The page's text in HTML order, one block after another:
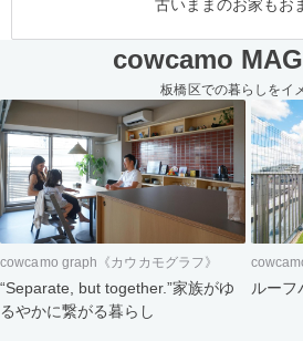
古いままのお家もお
cowcamo
板橋区での暮らしをイ
cowcamo graph《カウカモグラフ》
“Separate, but together.”家族がゆ
るやかに繋がる暮らし
ルーフ